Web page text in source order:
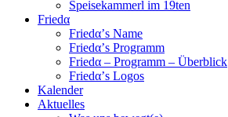
Speisekammerl im 19ten
Friedα
Friedα’s Name
Friedα’s Programm
Friedα – Programm – Überblick
Friedα’s Logos
Kalender
Aktuelles